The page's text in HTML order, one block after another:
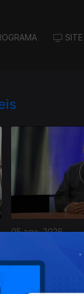
SITE
05 ago. 2026